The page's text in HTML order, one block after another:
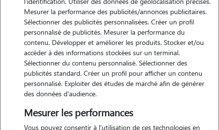
Motivation
j'ai grandi entourée d'animaux, et leur présence me manque
aujourd'hui. ne pouvant pas en avoir, je propose de m'occuper des
vôtres avec toute l'attention et l'affection qu'ils méritent. vous
pourrez partir l'esprit tranquille, en sachant qu'ils sont entre de
bonnes mains.
Expérience
Mesurer la performance des publicités/annonces publicitaires.
Sélectionner des publicités personnalisées. Créer un profil
personnalisé de publicités. Mesurer la performance du
contenu. Développer et améliorer les produits. Stocker et/ou
accéder à des informations stockées sur un terminal.
Sélectionner du contenu personnalisé. Sélectionner des
publicités standard. Créer un profil pour afficher un contenu
personnalisé. Exploiter des études de marché afin de générer
des données d'audience.
Mesurer les performances
Vous pouvez consentir à l'utilisation de ces technologies en